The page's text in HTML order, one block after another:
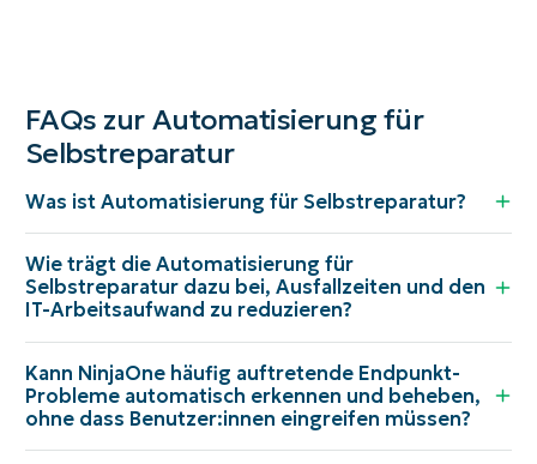
FAQs zur Automatisierung für
Selbstreparatur
Was ist Automatisierung für Selbstreparatur?
Wie trägt die Automatisierung für
Selbstreparatur dazu bei, Ausfallzeiten und den
IT-Arbeitsaufwand zu reduzieren?
Kann NinjaOne häufig auftretende Endpunkt-
Probleme automatisch erkennen und beheben,
ohne dass Benutzer:innen eingreifen müssen?